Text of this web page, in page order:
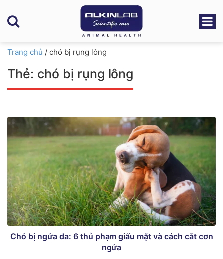
Trang chủ / chó bị rụng lông
Thẻ: chó bị rụng lông
Chó bị ngứa da: 6 thủ phạm giấu mặt và cách cắt cơn
ngứa